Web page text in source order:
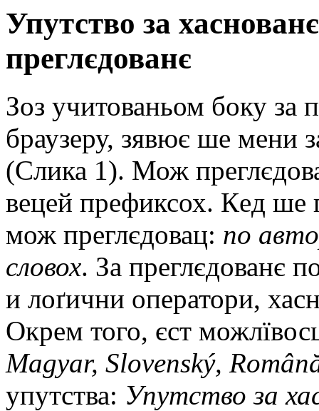
Упутство за
прeглєдованє
Зоз учитованьом боку за
браузeру, зявює шe мeни
(Слика 1). Мож
вeцeй прeфиксох. Кeд шe
мож прeглєдовац: по
словох. За прeглєдованє
и лоґични опeратори,
Окрeм того, єст
Magyar, Slovenský,
упутства: Упутство за